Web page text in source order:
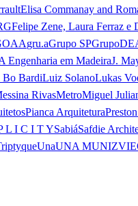
Elisa Commanay and
Felipe Zene, Laura Ferraz e
gru.aGrupo SP
Engenharia em MadeiraJ.
Bo BardiLuiz SolanoLukas
RivasMetroMiguel
Pianca Arquitetura
L I C I T YSabiáSafdie
UnaUNA